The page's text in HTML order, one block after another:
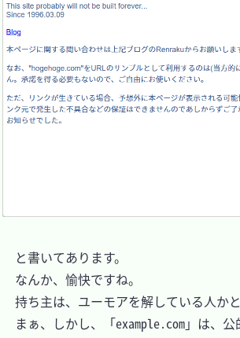
と書いてあります。
なんか、愉快ですね。
持ち主は、ユーモアを解している人かと
まぁ、しかし、「example.com」は、